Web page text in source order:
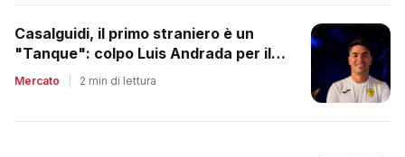
Casalguidi, il primo straniero è un
"Tanque": colpo Luis Andrada per il
debutto in C1
Mercato 2 min di lettura